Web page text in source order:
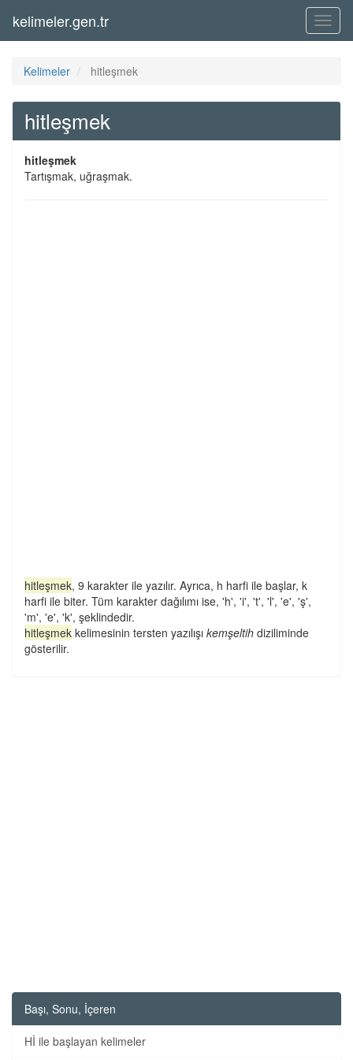
Menü
kelimeler.gen.tr
Kelimeler hitleşmek
hitleşmek
hitleşmek
Tartışmak, uğraşmak.
hitleşmek, 9 karakter ile yazılır. Ayrıca, h harfi ile başlar, k
harfi ile biter. Tüm karakter dağılımı ise, 'h', 'i', 't', 'l', 'e', 'ş',
'm', 'e', 'k', şeklindedir.
hitleşmek kelimesinin tersten yazılışı kemşeltih diziliminde
gösterilir.
Başı, Sonu, İçeren
Hİ ile başlayan kelimeler